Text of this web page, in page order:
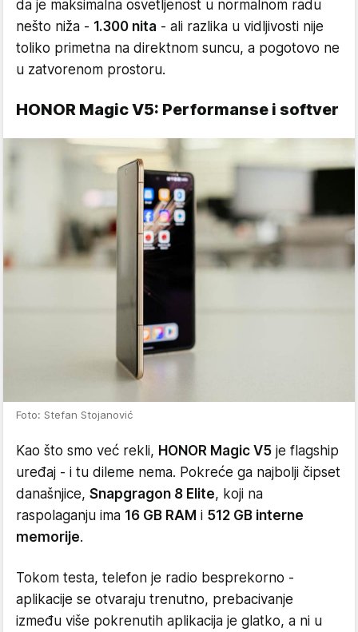
da je maksimalna osvetljenost u normalnom radu
nešto niža - 1.300 nita - ali razlika u vidljivosti nije
toliko primetna na direktnom suncu, a pogotovo ne
u zatvorenom prostoru.
HONOR Magic V5: Performanse i softver
Foto: Stefan Stojanović
Kao što smo već rekli, HONOR Magic V5 je flagship
uređaj - i tu dileme nema. Pokreće ga najbolji čipset
današnjice, Snapgragon 8 Elite, koji na
raspolaganju ima 16 GB RAM i 512 GB interne
memorije.
Tokom testa, telefon je radio besprekorno -
aplikacije se otvaraju trenutno, prebacivanje
između više pokrenutih aplikacija je glatko, a ni u